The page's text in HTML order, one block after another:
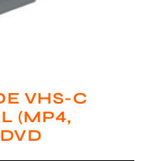
VHS-C
(MP4,